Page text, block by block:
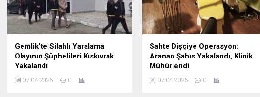
Gemlik’te Silahlı Yaralama
Olayının Şüphelileri Kıskıvrak
Yakalandı
07.04.2026 0
Sahte Dişçiye Operasyon:
Aranan Şahıs Yakalandı, Klinik
Mühürlendi
07.04.2026 0